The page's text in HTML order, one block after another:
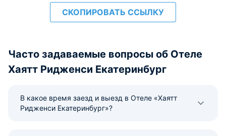
СКОПИРОВАТЬ ССЫЛКУ
Часто задаваемые вопросы об Отеле
Хаятт Ридженси Екатеринбург
В какое время заезд и выезд в Отеле «Хаятт
Ридженси Екатеринбург»?